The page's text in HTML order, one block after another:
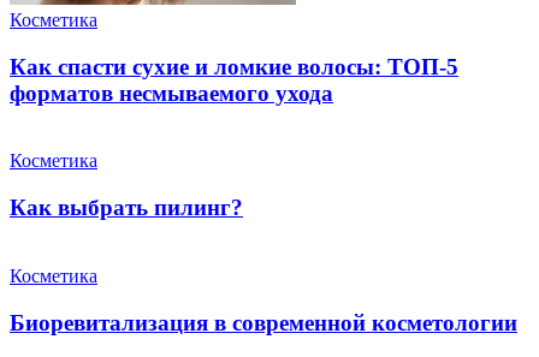
Косметика
Как спасти сухие и ломкие волосы: ТОП-5
форматов несмываемого ухода
Косметика
Как выбрать пилинг?
Косметика
Биоревитализация в современной косметологии